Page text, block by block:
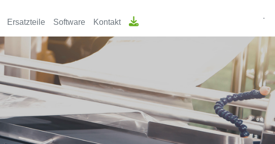
Ersatzteile Software Kontakt
.